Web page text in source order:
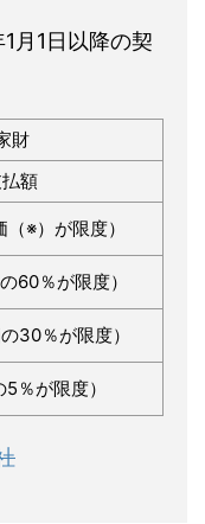
月1日以降の契
財
額
※）が限度）
60％が限度）
30％が限度）
％が限度）